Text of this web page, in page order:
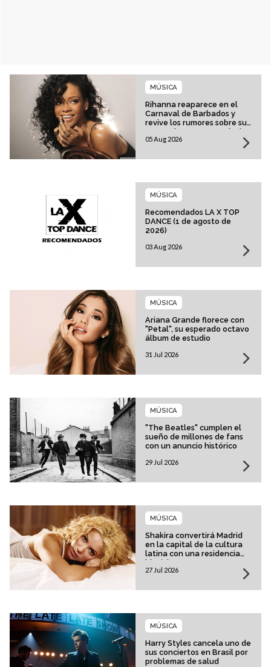
Rihanna reaparece en el
Carnaval de Barbados y
revive los rumores sobre su
esperado regreso musical
MÚSICA
05 Aug 2026
Recomendados LA X TOP
DANCE (1 de agosto de
2026)
MÚSICA
03 Aug 2026
Ariana Grande florece con
"Petal", su esperado octavo
álbum de estudio
MÚSICA
31 Jul 2026
"The Beatles" cumplen el
sueño de millones de fans
con un anuncio histórico
MÚSICA
29 Jul 2026
Shakira convertirá Madrid
en la capital de la cultura
latina con una residencia
histórica
MÚSICA
27 Jul 2026
Harry Styles cancela uno de
sus conciertos en Brasil por
problemas de salud
MÚSICA